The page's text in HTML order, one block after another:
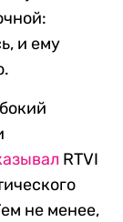
и ему
RTVI
не менее,